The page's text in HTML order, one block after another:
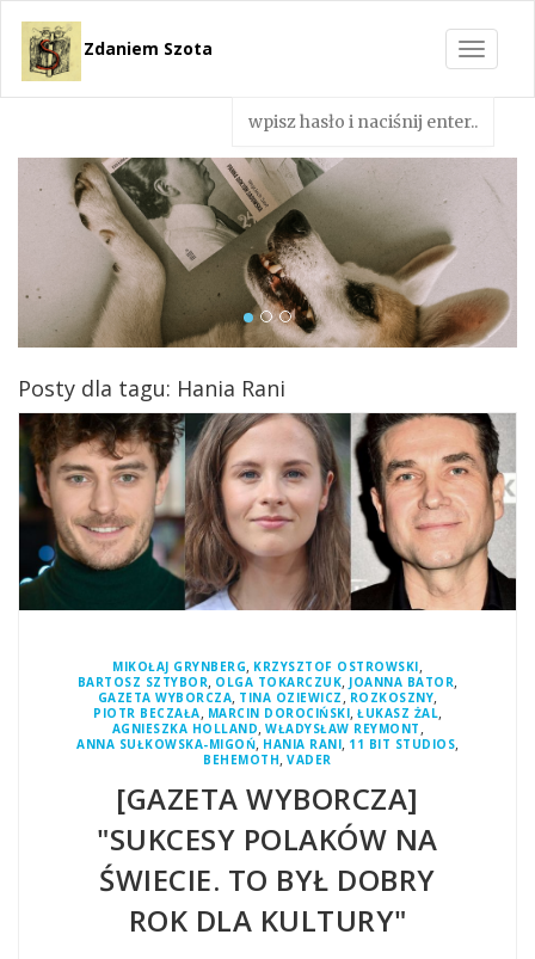
Toggle
Zdaniem Szota
Posty dla tagu: Hania Rani
MIKOŁAJ GRYNBERG, KRZYSZTOF OSTROWSKI,
BARTOSZ SZTYBOR, OLGA TOKARCZUK,JOANNA BATOR,
GAZETA WYBORCZA, TINA OZIEWICZ,ROZKOSZNY,
PIOTR BECZAŁA, MARCIN DOROCIŃSKI, ŁUKASZ ŻAL,
AGNIESZKA HOLLAND, WŁADYSŁAW REYMONT,
ANNA SUŁKOWSKA-MIGOŃ, HANIA RANI, 11 BIT STUDIOS,
BEHEMOTH,VADER
[GAZETA WYBORCZA]
"SUKCESY POLAKÓW NA
ŚWIECIE. TO BYŁ DOBRY
ROK DLA KULTURY"